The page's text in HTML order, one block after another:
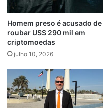
Homem preso é acusado de
roubar US$ 290 mil em
criptomoedas
julho 10, 2026